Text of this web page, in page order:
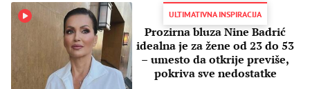
ULTIMATIVNA INSPIRACIJA
Prozirna bluza Nine Badrić
idealna je za žene od 23 do 53
– umesto da otkrije previše,
pokriva sve nedostatke